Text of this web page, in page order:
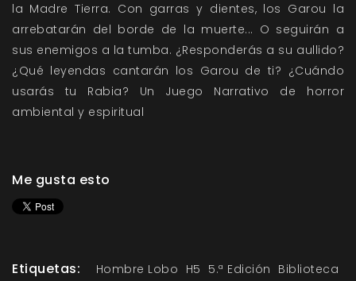
la Madre Tierra. Con garras y dientes, los Garou la
arrebatarán del borde de la muerte... O seguirán a
sus enemigos a la tumba. ¿Responderás a su aullido?
¿Qué leyendas cantarán los Garou de ti? ¿Cuándo
usarás tu Rabia? Un Juego Narrativo de horror
ambiental y espiritual
Me gusta esto
Etiquetas: Hombre Lobo H5 5.ª Edición Biblioteca